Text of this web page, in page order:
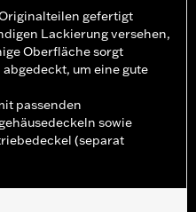
gefertigt
Lackierung versehen,
Oberfläche sorgt
um eine gute
passenden
sowie
(separat